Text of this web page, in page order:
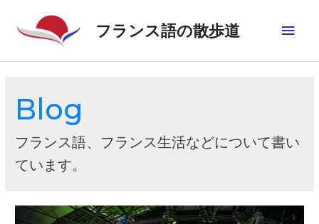
フランス語の散歩道
Blog
フランス語、フランス生活などについて書い
ています。